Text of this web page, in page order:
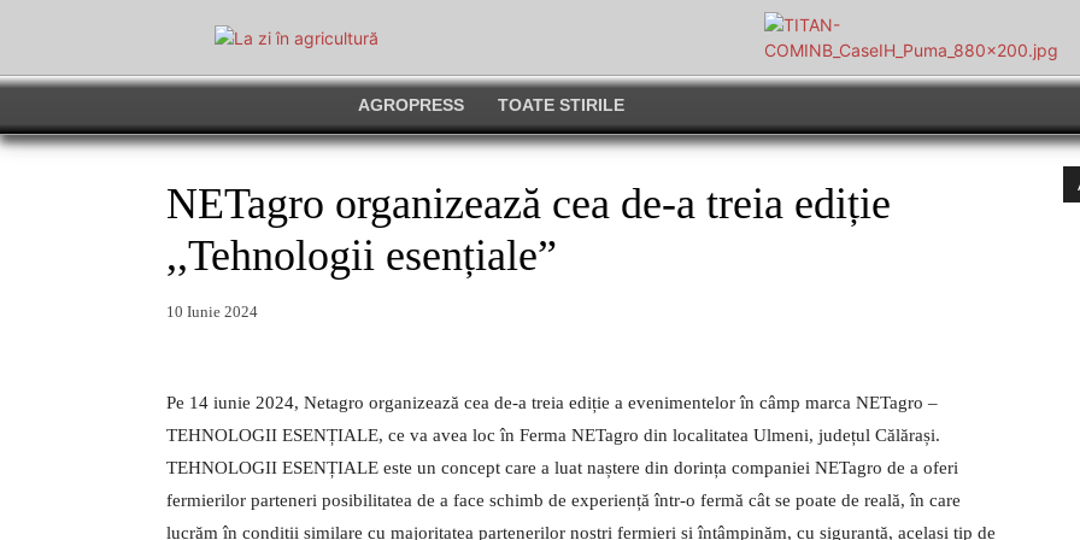
AGROPRESS TOATE STIRILE
NETagro organizează cea de-a treia ediție
,,Tehnologii esențiale”
10 Iunie 2024
Pe 14 iunie 2024, Netagro organizează cea de-a treia ediție a evenimentelor în câmp marca NETagro –
TEHNOLOGII ESENȚIALE, ce va avea loc în Ferma NETagro din localitatea Ulmeni, județul Călărași.
TEHNOLOGII ESENȚIALE este un concept care a luat naștere din dorința companiei NETagro de a oferi
fermierilor parteneri posibilitatea de a face schimb de experiență într-o fermă cât se poate de reală, în care
lucrăm în condiții similare cu majoritatea partenerilor noștri fermieri și întâmpinăm, cu siguranță, același tip de